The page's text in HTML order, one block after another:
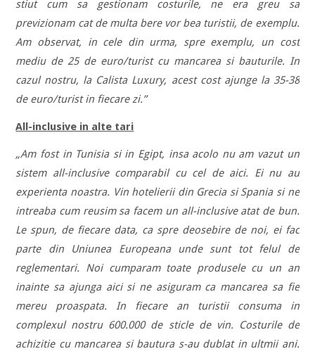
stiut cum sa gestionam costurile, ne era greu sa
previzionam cat de multa bere vor bea turistii, de exemplu.
Am observat, in cele din urma, spre exemplu, un cost
mediu de 25 de euro/turist cu mancarea si bauturile. In
cazul nostru, la Calista Luxury, acest cost ajunge la 35-38
de euro/turist in fiecare zi.”
All-inclusive in alte tari
„Am fost in Tunisia si in Egipt, insa acolo nu am vazut un
sistem all-inclusive comparabil cu cel de aici. Ei nu au
experienta noastra. Vin hotelierii din Grecia si Spania si ne
intreaba cum reusim sa facem un all-inclusive atat de bun.
Le spun, de fiecare data, ca spre deosebire de noi, ei fac
parte din Uniunea Europeana unde sunt tot felul de
reglementari. Noi cumparam toate produsele cu un an
inainte sa ajunga aici si ne asiguram ca mancarea sa fie
mereu proaspata. In fiecare an turistii consuma in
complexul nostru 600.000 de sticle de vin. Costurile de
achizitie cu mancarea si bautura s-au dublat in ultmii ani.